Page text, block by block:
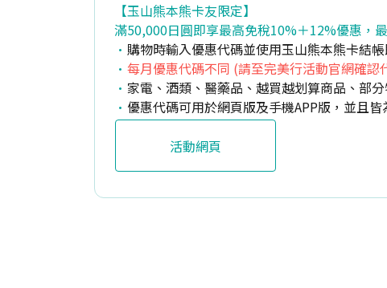
【玉山熊本熊卡友限定】
滿50,000日圓即享最高免稅10%＋12%優惠，
購物時輸入優惠代碼並使用玉山熊本熊卡結帳
每月優惠代碼不同 (請至完美行活動官網確認
家電、酒類、醫藥品、越買越划算商品、部
優惠代碼可用於網頁版及手機APP版，並且皆
活動網頁